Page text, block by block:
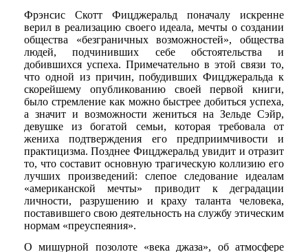
Фрэнсис Скотт Фицджеральд поначалу искренне
верил в реализацию своего идеала, мечты о создании
общества «безграничных возможностей», общества
людей, подчинивших себе обстоятельства и
добившихся успеха. Примечательно в этой связи то,
что одной из причин, побудивших Фицджеральда к
скорейшему опубликованию своей первой книги,
было стремление как можно быстрее добиться успеха,
а значит и возможности жениться на Зельде Сэйр,
девушке из богатой семьи, которая требовала от
жениха подтверждения его предприимчивости и
практицизма. Позднее Фицджеральд увидит и отразит
то, что составит основную трагическую коллизию его
лучших произведений: слепое следование идеалам
«американской мечты» приводит к деградации
личности, разрушению и краху таланта человека,
поставившего свою деятельность на службу этическим
нормам «преуспеяния».
О мишурной позолоте «века джаза», об атмосфере